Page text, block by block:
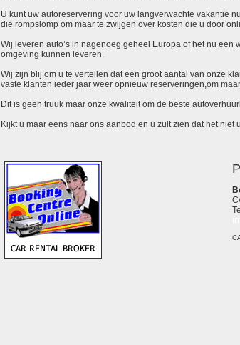
U kunt uw autoreservering voor uw langverwachte vakantie
die rompslomp om maar te zwijgen over kosten die u door
Wij leveren auto’s in nagenoeg geheel Europa of het nu
omgeving kunnen leveren.
Wij zijn blij om u te vertellen dat een groot aantal van onze
vaste klanten ieder jaar weer opnieuw reserveringen,om
Dit is geen truuk maar onze kwaliteit om de beste
Kijkt u maar eens naar ons aanbod en u zult zien dat het